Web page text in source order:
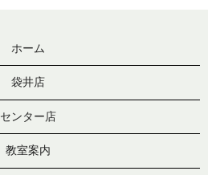
ホーム
袋井店
センター店
教室案内